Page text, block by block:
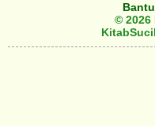
© 2026